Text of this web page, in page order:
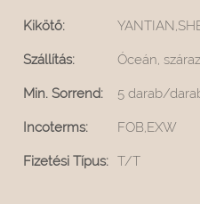
Kikötő:
Szállítás: Óceán,
Min. Sorrend: 5 darab/
Incoterms: FOB,EXW
Fizetési Típus: T/T